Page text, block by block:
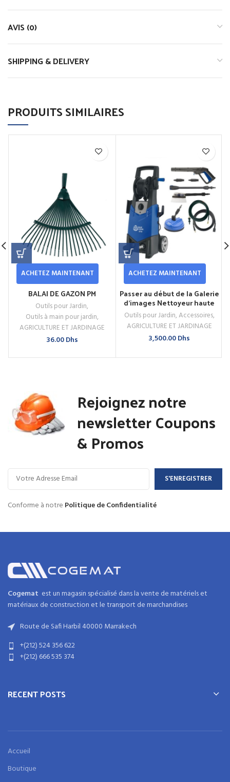
AVIS (0)
SHIPPING & DELIVERY
PRODUITS SIMILAIRES
ACHETEZ MAINTENANT
BALAI DE GAZON PM
Outils pour Jardin,
Outils à main pour jardin,
AGRICULTURE ET JARDINAGE
36.00Dhs
ACHETEZ MAINTENANT
Passer au début de la Galerie
d’images Nettoyeur haute
pression Annovi Reverberi
AR379
Outils pour Jardin,Accessoires,
AGRICULTURE ET JARDINAGE
3,500.00Dhs
Rejoignez notre
newsletter Coupons
& Promos
Conforme à notre Politique de Confidentialité
Cogemat est un magasin spécialisé dans lavente de matériels et
matériaux de construction etle transport de marchandises
Route de Safi Harbil 40000 Marrakech
+(212) 524 356 622
+(212) 666 535 374
RECENT POSTS
Accueil
Boutique